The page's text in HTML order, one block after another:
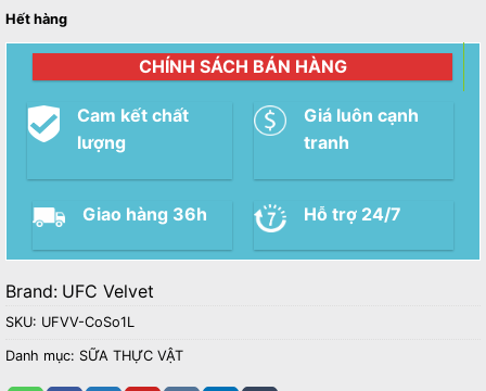
Hết hàng
CHÍNH SÁCH BÁN HÀNG
Cam kết chất
lượng
Giá luôn cạnh
tranh
Giao hàng 36h Hỗ trợ 24/7
Brand: UFC Velvet
SKU: UFVV-CoSo1L
Danh mục: SỮA THỰC VẬT